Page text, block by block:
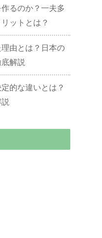
るのか？一夫多
ットとは？
由とは？日本の
解説
的な違いとは？